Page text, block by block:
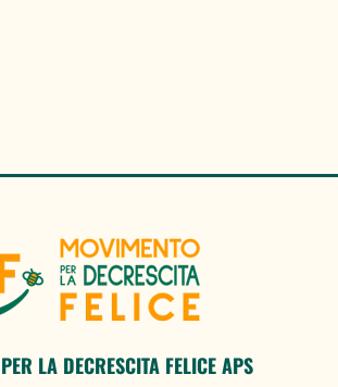
LA DECRESCITA FELICE APS